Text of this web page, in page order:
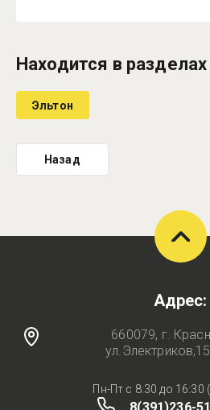
Находится в разделах
Эльтон
Назад
Адрес:
660079, г.
Пн-Пт с 8:30 до 16:30